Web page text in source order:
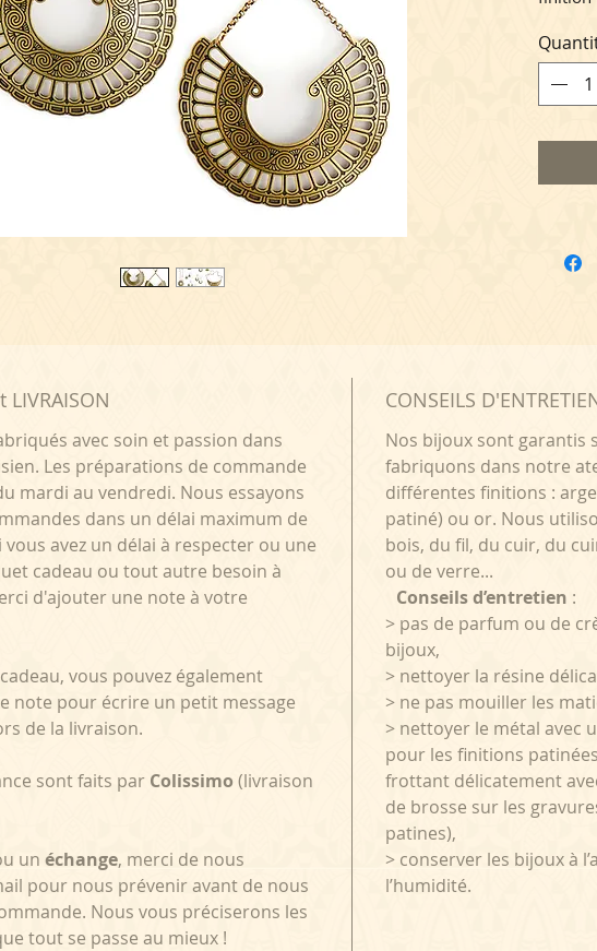
au
LIVRAISON
avec soin et passion dans
Les préparations de commande
mardi au vendredi. Nous essayons
dans un délai maximum de
avez un délai à respecter ou une
cadeau ou tout autre besoin à
d'ajouter une note à votre
vous pouvez également
note pour écrire un petit message
de la livraison.
sont faits par Colissimo (livraison
un échange, merci de nous
pour nous prévenir avant de nous
Nous vous préciserons les
tout se passe au mieux !
CONSEILS
Nos bijoux sont garantis
fabriquons dans notre
différentes finitions :
patiné) ou or. Nous
bois, du fil, du cuir, du
ou de verre...
Conseils d’entretien :
> pas de parfum ou de
bijoux,
> nettoyer la résine
> ne pas mouiller les
> nettoyer le métal avec
pour les finitions
frottant délicatement
de brosse sur les
patines),
> conserver les bijoux à
l’humidité.